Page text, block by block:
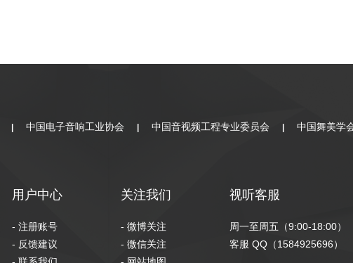
中国电子音响工业协会 中国音视频工程专业委员会 中国舞美学
用户中心
- 注册账号
- 反馈建议
关注我们
- 微博关注
- 微信关注
视听客服
周一至周五（9:00-18:00）
客服 QQ（1584925696）